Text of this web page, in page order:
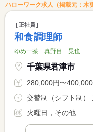
ハローワーク求人（掲載元：木
正社員
和食調理師
ゆめ一茶 真野目 晃也
千葉県君津市
280,000円〜400,000円 ※フルタイム求人の
火曜日，その他